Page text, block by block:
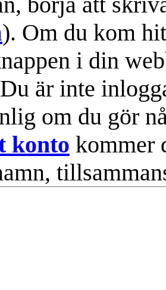
). Om du kom
i din
Du är inte
om du gör
konto kommer